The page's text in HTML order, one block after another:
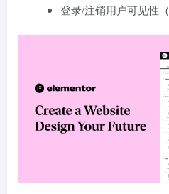
登录/注销用户可见性